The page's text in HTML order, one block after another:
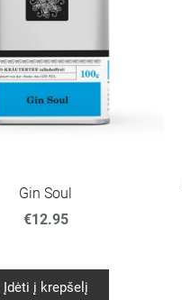
Gin Soul
€12.95
Įdėti į krepšelį